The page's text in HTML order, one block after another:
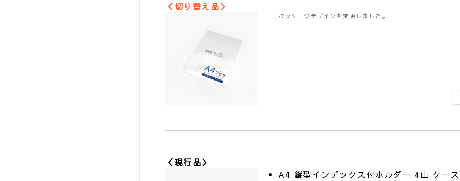
＜切り替え品＞
パッケージデザインを変更しました。
＜現行品＞
A4 縦型インデックス付ホルダー 4山 ケー